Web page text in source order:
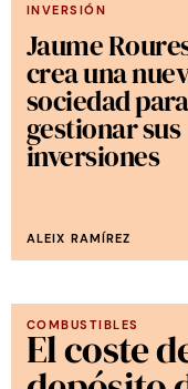
INVERSIÓN
Jaume
crea una
sociedad para
gestionar sus
inversiones
ALEIX RAMÍREZ
COMBUSTIBLES
El coste